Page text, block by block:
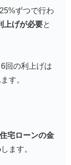
ずつで行わ
上げが必要と
回の利上げは
す。
宅ローンの金
します。